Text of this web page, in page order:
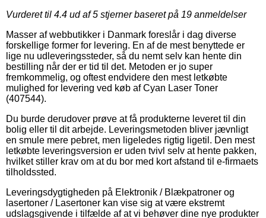
Vurderet til 4.4 ud af 5 stjerner baseret på 19 anmeldelser
Masser af webbutikker i Danmark foreslår i dag diverse
forskellige former for levering. En af de mest benyttede er
lige nu udleveringssteder, så du nemt selv kan hente din
bestilling når der er tid til det. Metoden er jo super
fremkommelig, og oftest endvidere den mest letkøbte
mulighed for levering ved køb af Cyan Laser Toner
(407544).
Du burde derudover prøve at få produkterne leveret til din
bolig eller til dit arbejde. Leveringsmetoden bliver jævnligt
en smule mere pebret, men ligeledes rigtig ligetil. Den mest
letkøbte leveringsversion er uden tvivl selv at hente pakken,
hvilket stiller krav om at du bor med kort afstand til e-firmaets
tilholdssted.
Leveringsdygtigheden på Elektronik / Blækpatroner og
lasertoner / Lasertoner kan vise sig at være ekstremt
udslagsgivende i tilfælde af at vi behøver dine nye produkter